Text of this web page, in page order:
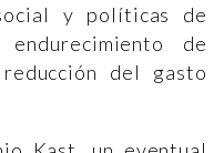
y políticas de
de
del gasto